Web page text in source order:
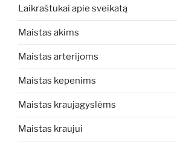
Laikraštukai apie sveikatą
Maistas akims
Maistas arterijoms
Maistas kepenims
Maistas kraujagyslėms
Maistas kraujui